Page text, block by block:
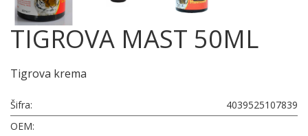
TIGROVA MAST 50ML
Tigrova krema
Šifra:
4039525107839
OEM: